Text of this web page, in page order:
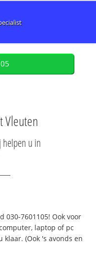
Vleuten
helpen u in
030-7601105! Ook voor
laptop of pc
(Ook 's avonds en